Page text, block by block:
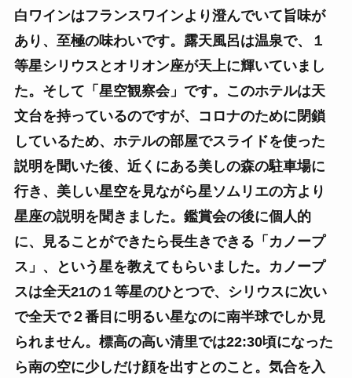
白ワインはフランスワインより澄んでいて旨味が
あり、至極の味わいです。露天風呂は温泉で、１
等星シリウスとオリオン座が天上に輝いていまし
た。そして「星空観察会」です。このホテルは天
文台を持っているのですが、コロナのために閉鎖
しているため、ホテルの部屋でスライドを使った
説明を聞いた後、近くにある美しの森の駐車場に
行き、美しい星空を見ながら星ソムリエの方より
星座の説明を聞きました。鑑賞会の後に個人的
に、見ることができたら長生きできる「カノープ
ス」、という星を教えてもらいました。カノープ
スは全天21の１等星のひとつで、シリウスに次い
で全天で２番目に明るい星なのに南半球でしか見
られません。標高の高い清里では22:30頃になった
ら南の空に少しだけ顔を出すとのこと。気合を入